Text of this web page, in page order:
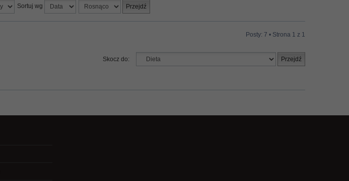
Sortuj wg
Posty: 7 • Strona 1 z 1
Skocz do: